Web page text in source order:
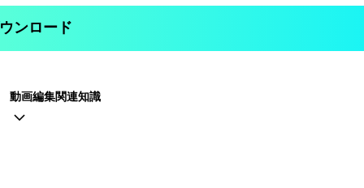
ンロード
動画編集関連知識